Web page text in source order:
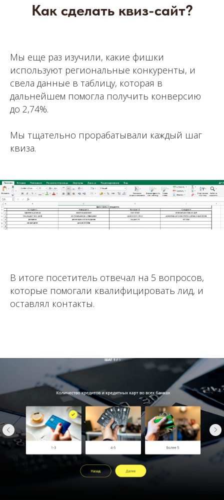
Как сделать квиз-сайт?
Мы еще раз изучили, какие фишки
используют региональные конкуренты, и
свела данные в таблицу, которая в
дальнейшем помогла получить конверсию
до 2,74%.
Мы тщательно прорабатывали каждый шаг
квиза.
В итоге посетитель отвечал на 5 вопросов,
которые помогали квалифицировать лид, и
оставлял контакты.